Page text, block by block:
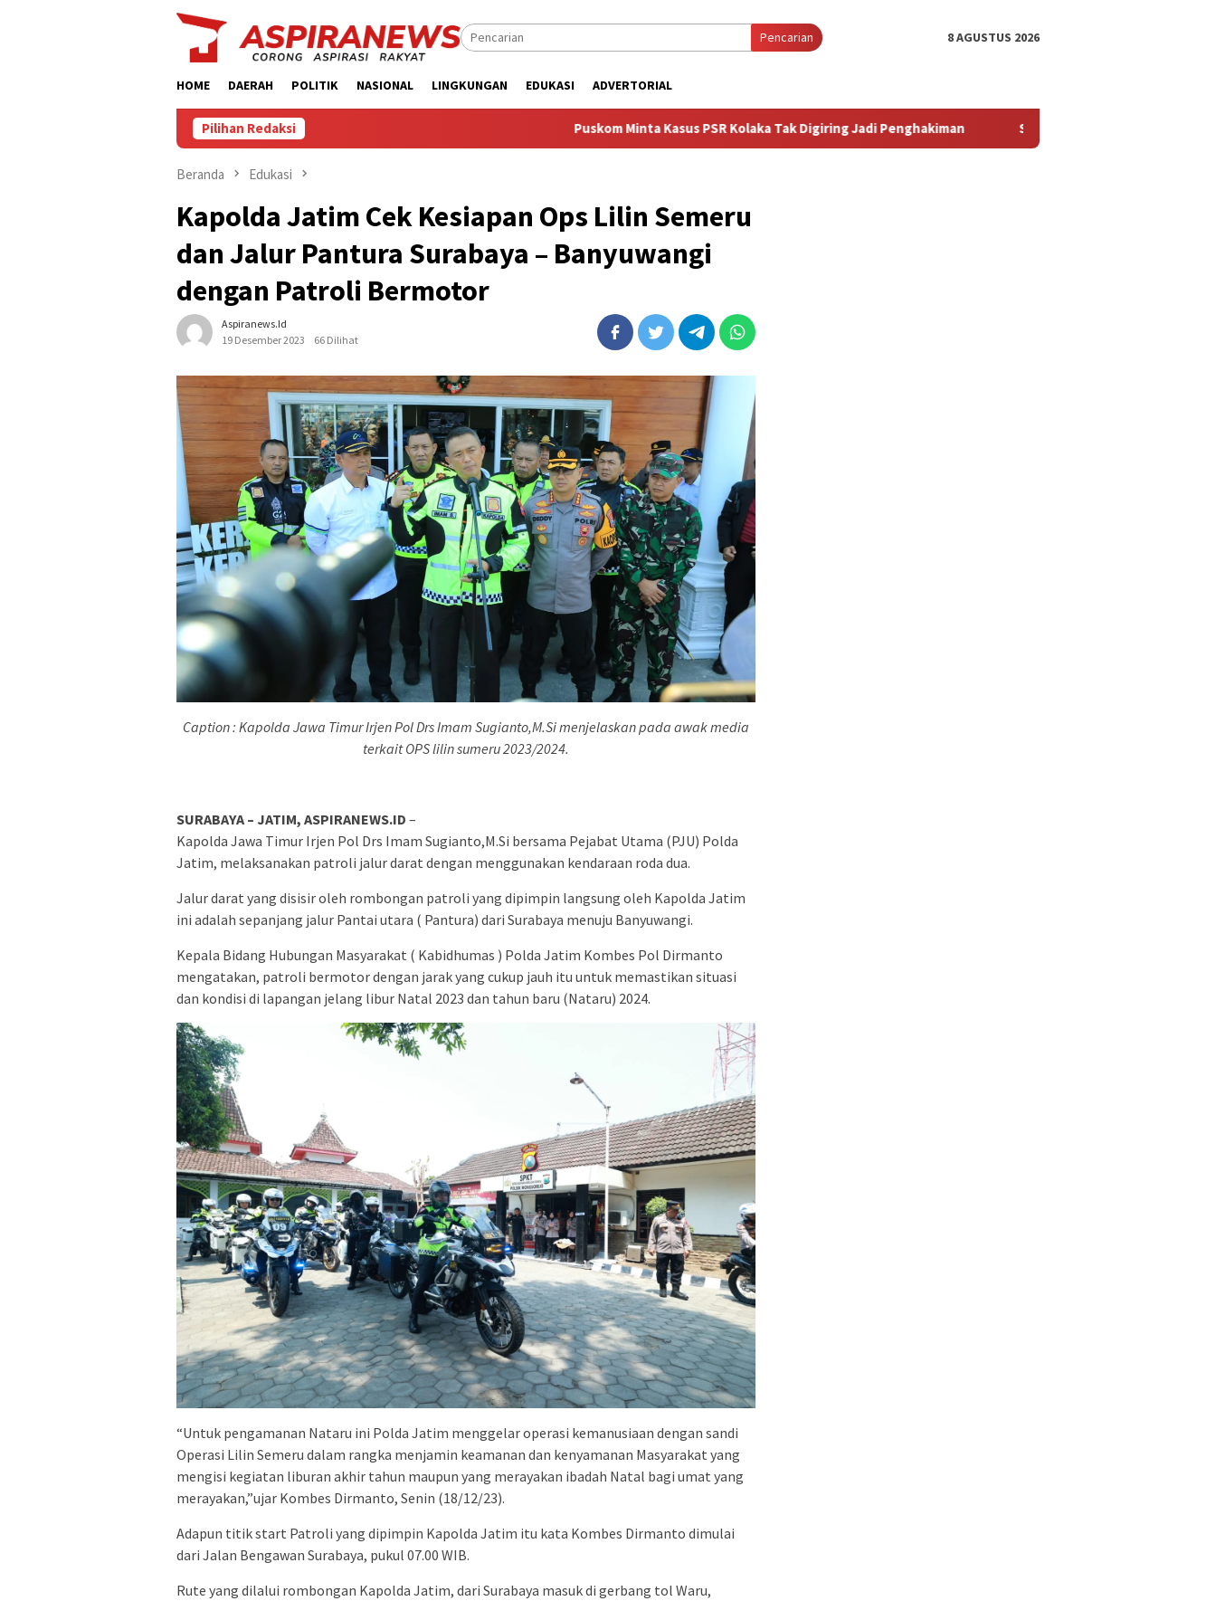
Pencarian 8 AGUSTUS 2026
HOME DAERAH POLITIK NASIONAL LINGKUNGAN EDUKASI ADVERTORIAL
Pilihan Redaksi ‎Puskom Minta Kasus PSR Kolaka Tak Digiring Jadi Penghakiman ‎Sidang Eksepsi Kuasa Hukum Armin Amin Sebut
Beranda Edukasi
Kapolda Jatim Cek Kesiapan Ops Lilin Semeru
dan Jalur Pantura Surabaya – Banyuwangi
dengan Patroli Bermotor
Aspiranews.id
19 Desember 2023
66 Dilihat
Caption : Kapolda Jawa Timur Irjen Pol Drs Imam Sugianto,M.Si menjelaskan pada awak media
terkait OPS lilin sumeru 2023/2024.
SURABAYA – JATIM, ASPIRANEWS.ID –
Kapolda Jawa Timur Irjen Pol Drs Imam Sugianto,M.Si bersama Pejabat Utama (PJU) Polda
Jatim, melaksanakan patroli jalur darat dengan menggunakan kendaraan roda dua.
Jalur darat yang disisir oleh rombongan patroli yang dipimpin langsung oleh Kapolda Jatim
ini adalah sepanjang jalur Pantai utara ( Pantura) dari Surabaya menuju Banyuwangi.
Kepala Bidang Hubungan Masyarakat ( Kabidhumas ) Polda Jatim Kombes Pol Dirmanto
mengatakan, patroli bermotor dengan jarak yang cukup jauh itu untuk memastikan situasi
dan kondisi di lapangan jelang libur Natal 2023 dan tahun baru (Nataru) 2024.
“Untuk pengamanan Nataru ini Polda Jatim menggelar operasi kemanusiaan dengan sandi
Operasi Lilin Semeru dalam rangka menjamin keamanan dan kenyamanan Masyarakat yang
mengisi kegiatan liburan akhir tahun maupun yang merayakan ibadah Natal bagi umat yang
merayakan,”ujar Kombes Dirmanto, Senin (18/12/23).
Adapun titik start Patroli yang dipimpin Kapolda Jatim itu kata Kombes Dirmanto dimulai
dari Jalan Bengawan Surabaya, pukul 07.00 WIB.
Rute yang dilalui rombongan Kapolda Jatim, dari Surabaya masuk di gerbang tol Waru,